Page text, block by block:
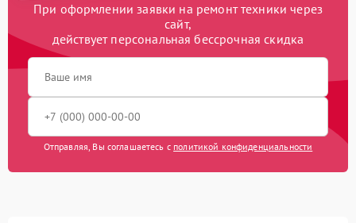
При оформлении заявки на ремонт техники через
сайт,
действует персональная бессрочная скидка
Отправляя, Вы соглашаетесь с политикой конфиденциальности